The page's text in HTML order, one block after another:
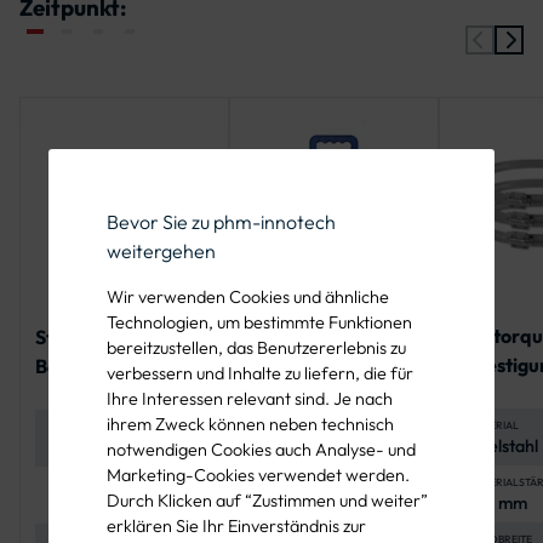
Bevor Sie zu phm-innotech
weitergehen
Wir verwenden Cookies und ähnliche
Technologien, um bestimmte Funktionen
bereitzustellen, das Benutzererlebnis zu
verbessern und Inhalte zu liefern, die für
Ihre Interessen relevant sind. Je nach
ihrem Zweck können neben technisch
notwendigen Cookies auch Analyse- und
Marketing-Cookies verwendet werden.
Durch Klicken auf “Zustimmen und weiter”
erklären Sie Ihr Einverständnis zur
Zeitpunkt:
Stahlband zur
Bandschellenbefest
Edelstahl (V2A),
korrosionsbeständig
und langlebig
VERWENDUNG
Befestigung von
Verkehrszeichen an
Serratub
Endlosband 12mm,
geschlitzt - 25 m-
Rolle
MATERIAL
W2, Verschlussteile
BREITE
12 mm
340 mm
MATERIAL
0,8 mm
BANDBREITE